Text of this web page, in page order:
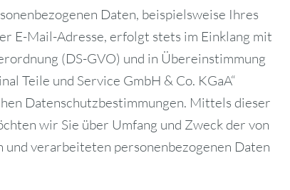
Daten, beispielsweise Ihres
E-Mail-Adresse, erfolgt stets im Einklang mit
(DS-GVO) und in Übereinstimmung
Teile und Service GmbH & Co. KGaA“
Datenschutzbestimmungen. Mittels dieser
wir Sie über Umfang und Zweck der von
und verarbeiteten personenbezogenen Daten